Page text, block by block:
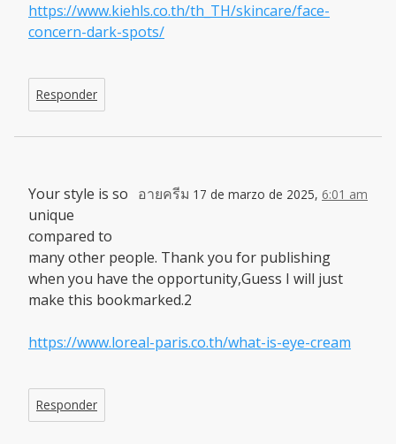
https://www.kiehls.co.th/th_TH/skincare/face-
concern-dark-spots/
Responder
อายครีม 17 de marzo de 2025, 6:01 am
Your style is so
unique
compared to
many other people. Thank you for publishing
when you have the opportunity,Guess I will just
make this bookmarked.2
https://www.loreal-paris.co.th/what-is-eye-cream
Responder